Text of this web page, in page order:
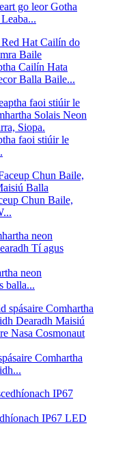
go leor Gotha
Cailín Hata
Balla Baile...
faoi stiúir le
Chun Baile,
neon
balla...
Comhartha
IP67 LED